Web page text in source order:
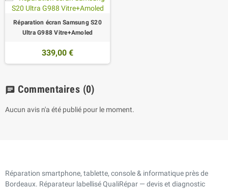
Réparation écran Samsung S20
Ultra G988 Vitre+Amoled
339,00 €
chat Commentaires (0)
Aucun avis n'a été publié pour le moment.
Réparation smartphone, tablette, console & informatique près de
Bordeaux. Réparateur labellisé QualiRépar — devis et diagnostic